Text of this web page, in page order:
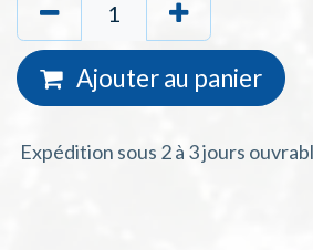
Ajouter au panier
Expédition sous 2 à 3 jours